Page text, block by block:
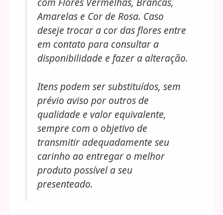
Amarelas e Cor de Rosa. Caso
deseje trocar a cor das flores entre
em contato para consultar a
disponibilidade e fazer a alteração.
Itens podem ser substituídos, sem
prévio aviso por outros de
qualidade e valor equivalente,
sempre com o objetivo de
transmitir adequadamente seu
carinho ao entregar o melhor
produto possível a seu
presenteado.